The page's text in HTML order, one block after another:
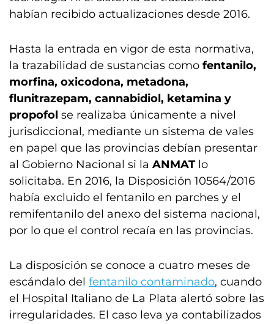
habían recibido actualizaciones desde 2016.
Hasta la entrada en vigor de esta normativa,
la trazabilidad de sustancias como fentanilo,
morfina, oxicodona, metadona,
flunitrazepam, cannabidiol, ketamina y
propofol se realizaba únicamente a nivel
jurisdiccional, mediante un sistema de vales
en papel que las provincias debían presentar
al Gobierno Nacional si la ANMAT lo
solicitaba. En 2016, la Disposición 10564/2016
había excluido el fentanilo en parches y el
remifentanilo del anexo del sistema nacional,
por lo que el control recaía en las provincias.
La disposición se conoce a cuatro meses de
escándalo del fentanilo contaminado, cuando
el Hospital Italiano de La Plata alertó sobre las
irregularidades. El caso leva ya contabilizados